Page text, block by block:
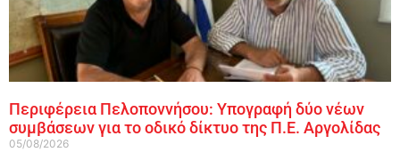
Περιφέρεια Πελοποννήσου: Υπογραφή δύο νέων
συμβάσεων για το οδικό δίκτυο της Π.Ε. Αργολίδας
05/08/2026